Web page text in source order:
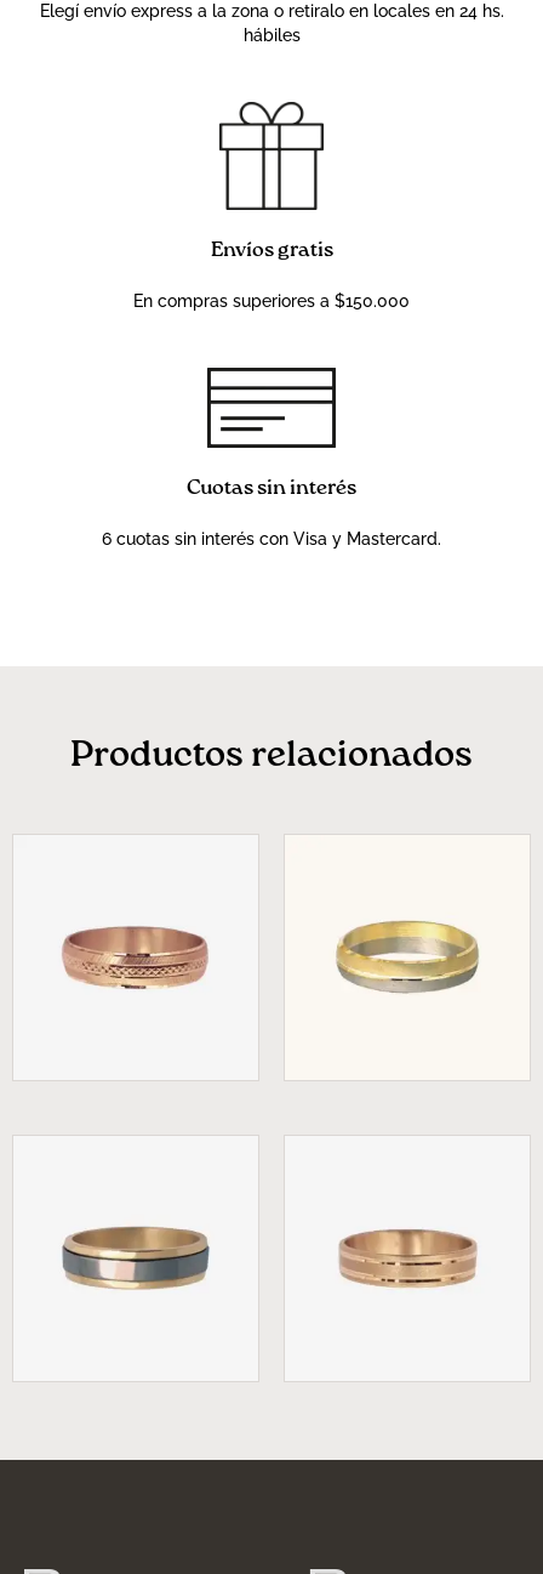
Elegí envío express a la zona o retiralo en locales en 24 hs.
hábiles
Envíos gratis
En compras superiores a $150.000
Cuotas sin interés
6 cuotas sin interés con Visa y Mastercard.
Productos relacionados